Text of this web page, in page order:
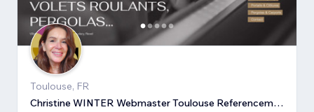
Toulouse, FR
Christine WINTER Webmaster Toulouse Referencement SEO GEO IA